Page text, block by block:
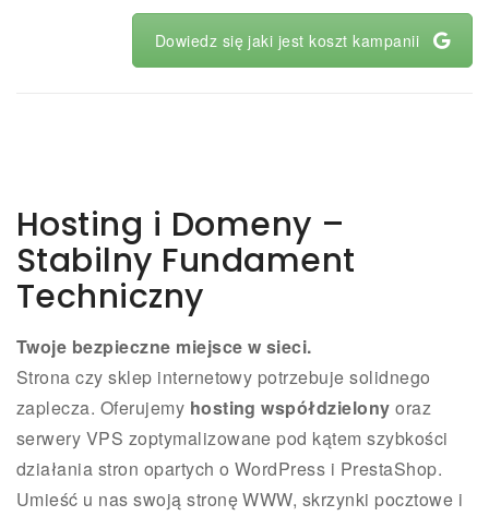
Dowiedz się jaki jest koszt kampanii
Hosting i Domeny –
Stabilny Fundament
Techniczny
Twoje bezpieczne miejsce w sieci.
Strona czy sklep internetowy potrzebuje solidnego
zaplecza. Oferujemy hosting współdzielony oraz
serwery VPS zoptymalizowane pod kątem szybkości
działania stron opartych o WordPress i PrestaShop.
Umieść u nas swoją stronę WWW, skrzynki pocztowe i